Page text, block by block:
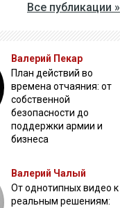
Все публикации »
Валерий Пекар
План действий во
времена отчаяния: от
собственной
безопасности до
поддержки армии и
бизнеса
Валерий Чалый
От однотипных видео к
реальным решениям: